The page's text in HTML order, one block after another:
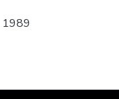
1989